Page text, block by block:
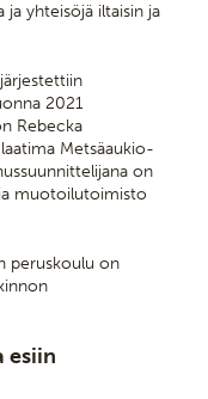
ja yhteisöjä iltaisin ja
2021
Rebecka
laatima Metsäaukio-
on
muotoilutoimisto
peruskoulu on
esiin